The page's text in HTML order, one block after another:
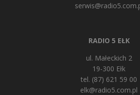
RADIO 5 EŁK
ul. Małeckich 2
19-300 Ełk
tel. (87) 621 59 00
elk@radio5.com.pl